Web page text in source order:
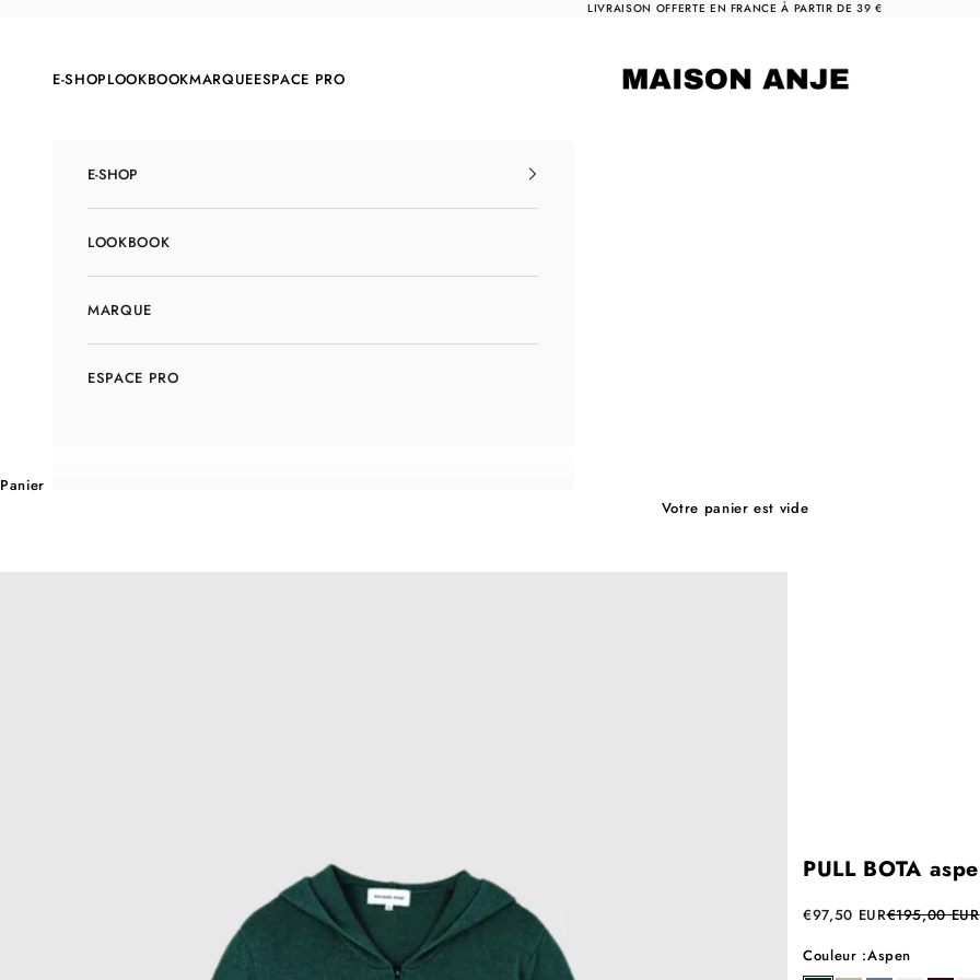
LIVRAISON OFFERTE EN FRANCE À PARTIR DE 39 €
E-SHOPLOOKBOOKMARQUEESPACE PRO
E-SHOP
LOOKBOOK
MARQUE
ESPACE PRO
Panier
Votre panier est vide
PULL BOTA
Prix de vente
€97,50 EURPrix normal
€195,00 EUR
Couleur :Aspen